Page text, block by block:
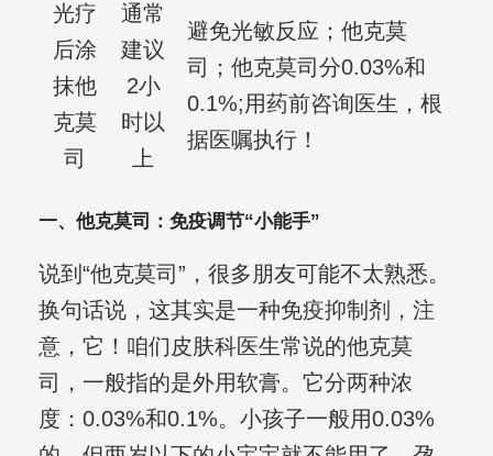
光疗
后涂
抹他
克莫
司
通常
建议
2小
时以
上
避免光敏反应；他克莫
司；他克莫司分0.03%和
0.1%;用药前咨询医生，根
据医嘱执行！
一、他克莫司：免疫调节“小能手”
说到“他克莫司”，很多朋友可能不太熟悉。
换句话说，这其实是一种免疫抑制剂，注
意，它！咱们皮肤科医生常说的他克莫
司，一般指的是外用软膏。它分两种浓
度：0.03%和0.1%。小孩子一般用0.03%